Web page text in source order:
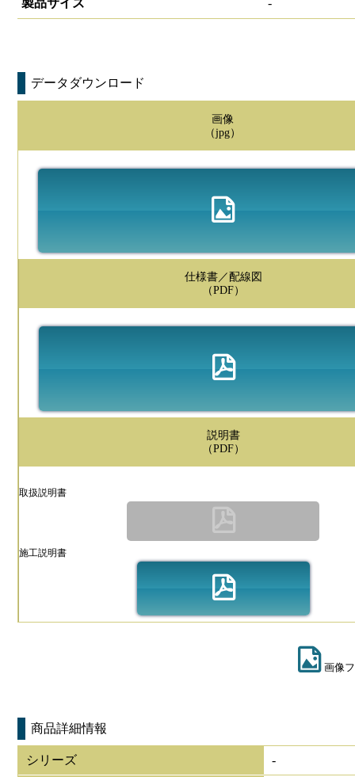
製品サイズ -
データダウンロード
画像
（jpg）
仕様書／配線図
（PDF）
説明書
（PDF）
取扱説明書
施工説明書
画像
商品詳細情報
シリーズ -